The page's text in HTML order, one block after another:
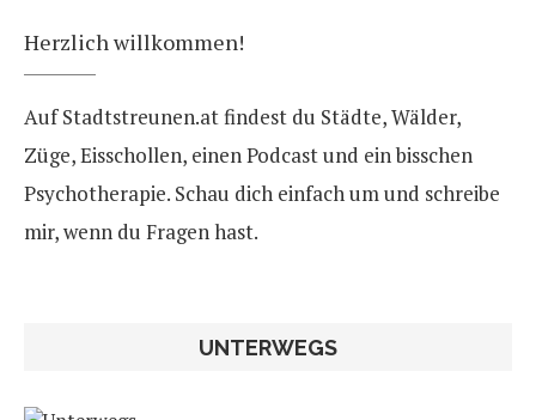
Herzlich willkommen!
Auf Stadtstreunen.at findest du Städte, Wälder,
Züge, Eisschollen, einen Podcast und ein bisschen
Psychotherapie. Schau dich einfach um und schreibe
mir, wenn du Fragen hast.
UNTERWEGS